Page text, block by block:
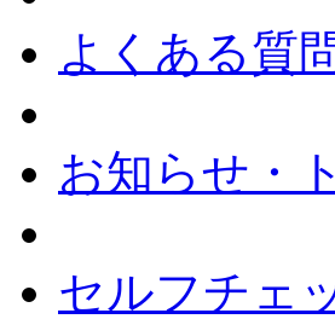
よくある質
お知らせ・
セルフチェ